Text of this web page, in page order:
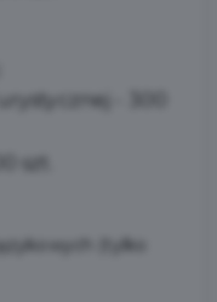
- 300
szt.
(tylko